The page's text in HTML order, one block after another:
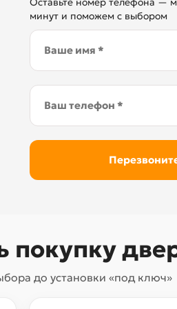
минут и поможем с выбором
покупку
до установки «под ключ»